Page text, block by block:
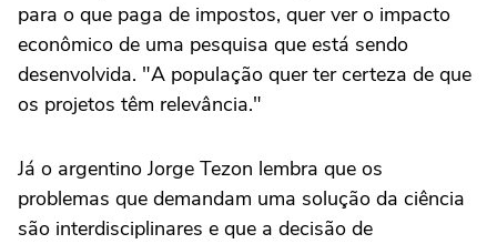
para o que paga de impostos, quer ver o impacto
econômico de uma pesquisa que está sendo
desenvolvida. "A população quer ter certeza de que
os projetos têm relevância."
Já o argentino Jorge Tezon lembra que os
problemas que demandam uma solução da ciência
são interdisciplinares e que a decisão de